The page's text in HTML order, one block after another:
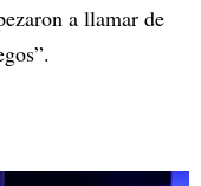
a llamar de